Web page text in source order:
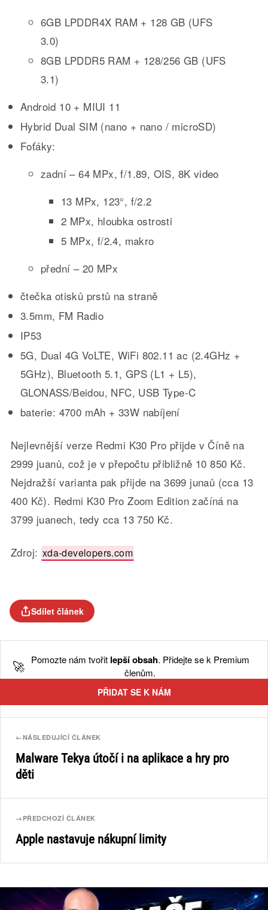
6GB LPDDR4X RAM + 128 GB (UFS
3.0)
8GB LPDDR5 RAM + 128/256 GB (UFS
3.1)
Android 10 + MIUI 11
Hybrid Dual SIM (nano + nano / microSD)
Foťáky:
zadní – 64 MPx, f/1.89, OIS, 8K video
13 MPx, 123°, f/2.2
2 MPx, hloubka ostrosti
5 MPx, f/2.4, makro
přední – 20 MPx
čtečka otisků prstů na straně
3.5mm, FM Radio
IP53
5G, Dual 4G VoLTE, WiFi 802.11 ac (2.4GHz +
5GHz), Bluetooth 5.1, GPS (L1 + L5),
GLONASS/Beidou, NFC, USB Type-C
baterie: 4700 mAh + 33W nabíjení
Nejlevnější verze Redmi K30 Pro přijde v Číně na
2999 juanů, což je v přepočtu přibližně 10 850 Kč.
Nejdražší varianta pak přijde na 3699 junaů (cca 13
400 Kč). Redmi K30 Pro Zoom Edition začíná na
3799 juanech, tedy cca 13 750 Kč.
Zdroj: xda-developers.com
Sdílet článek
🚀 Pomozte nám tvořit lepší obsah. Přidejte se k Premium
členům.
PŘIDAT SE K NÁM
←NÁSLEDUJÍCÍ ČLÁNEK
Malware Tekya útočí i na aplikace a hry pro
děti
→ PŘEDCHOZÍ ČLÁNEK
Apple nastavuje nákupní limity